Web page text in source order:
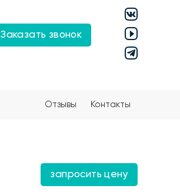
Заказать звонок
Отзывы Контакты
запросить цену